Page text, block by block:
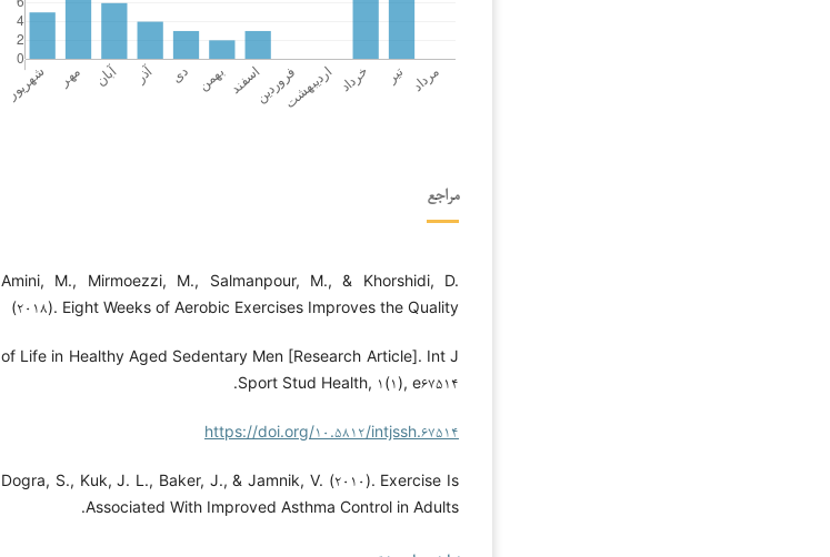
مراجع
Amini, M., Mirmoezzi, M., Salmanpour, M., & Khorshidi, D.
(۲۰۱۸). Eight Weeks of Aerobic Exercises Improves the Quality
of Life in Healthy Aged Sedentary Men [Research Article]. Int J
Sport Stud Health, ۱(۱), e۶۷۵۱۴.
https://doi.org/۱۰.۵۸۱۲/intjssh.۶۷۵۱۴
Dogra, S., Kuk, J. L., Baker, J., & Jamnik, V. (۲۰۱۰). Exercise Is
Associated With Improved Asthma Control in Adults.